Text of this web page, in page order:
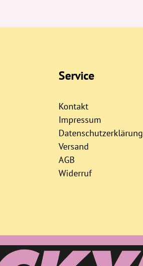
Service
Kontakt
Impressum
Datenschutzerklärung
Versand
AGB
Widerruf